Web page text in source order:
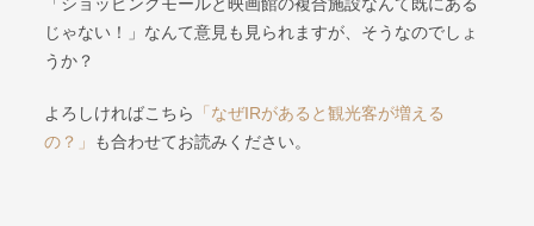
じゃない！」なんて意見も見られますが、そうなのでしょ
うか？
よろしければこちら
「なぜIRがあると観光客が増える
の？」
も合わせてお読みください。